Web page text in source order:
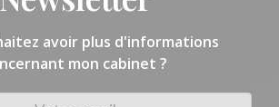
avoir plus d'informations
mon cabinet ?